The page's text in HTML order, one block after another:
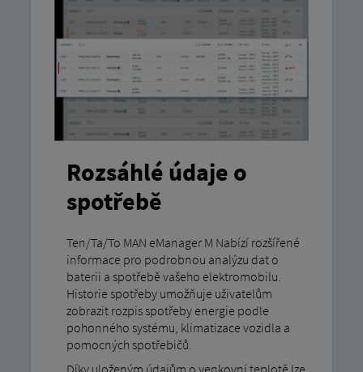
Rozsáhlé údaje o
spotřebě
Ten/Ta/To MAN eManager M Nabízí rozšířené
informace pro podrobnou analýzu dat o
baterii a spotřebě vašeho elektromobilu.
Historie spotřeby umožňuje uživatelům
zobrazit rozpis spotřeby energie podle
pohonného systému, klimatizace vozidla a
pomocných spotřebičů.
Díky uloženým údajům o venkovní teplotě lze